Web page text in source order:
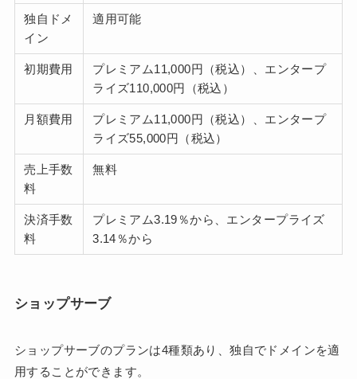
独自ドメ
イン
適用可能
初期費用
プレミアム11,000円（税込）、エンタープ
ライズ110,000円（税込）
月額費用
プレミアム11,000円（税込）、エンタープ
ライズ55,000円（税込）
売上手数
料
無料
決済手数
料
プレミアム3.19％から、エンタープライズ
3.14％から
ショップサーブ
ショップサーブのプランは4種類あり、独自でドメインを適
用することができます。